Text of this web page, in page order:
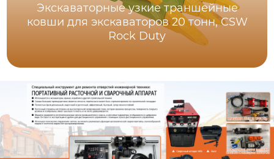
Экскаваторные узкие траншейные
ковши для экскаваторов 20 тонн, CSW
Rock Duty